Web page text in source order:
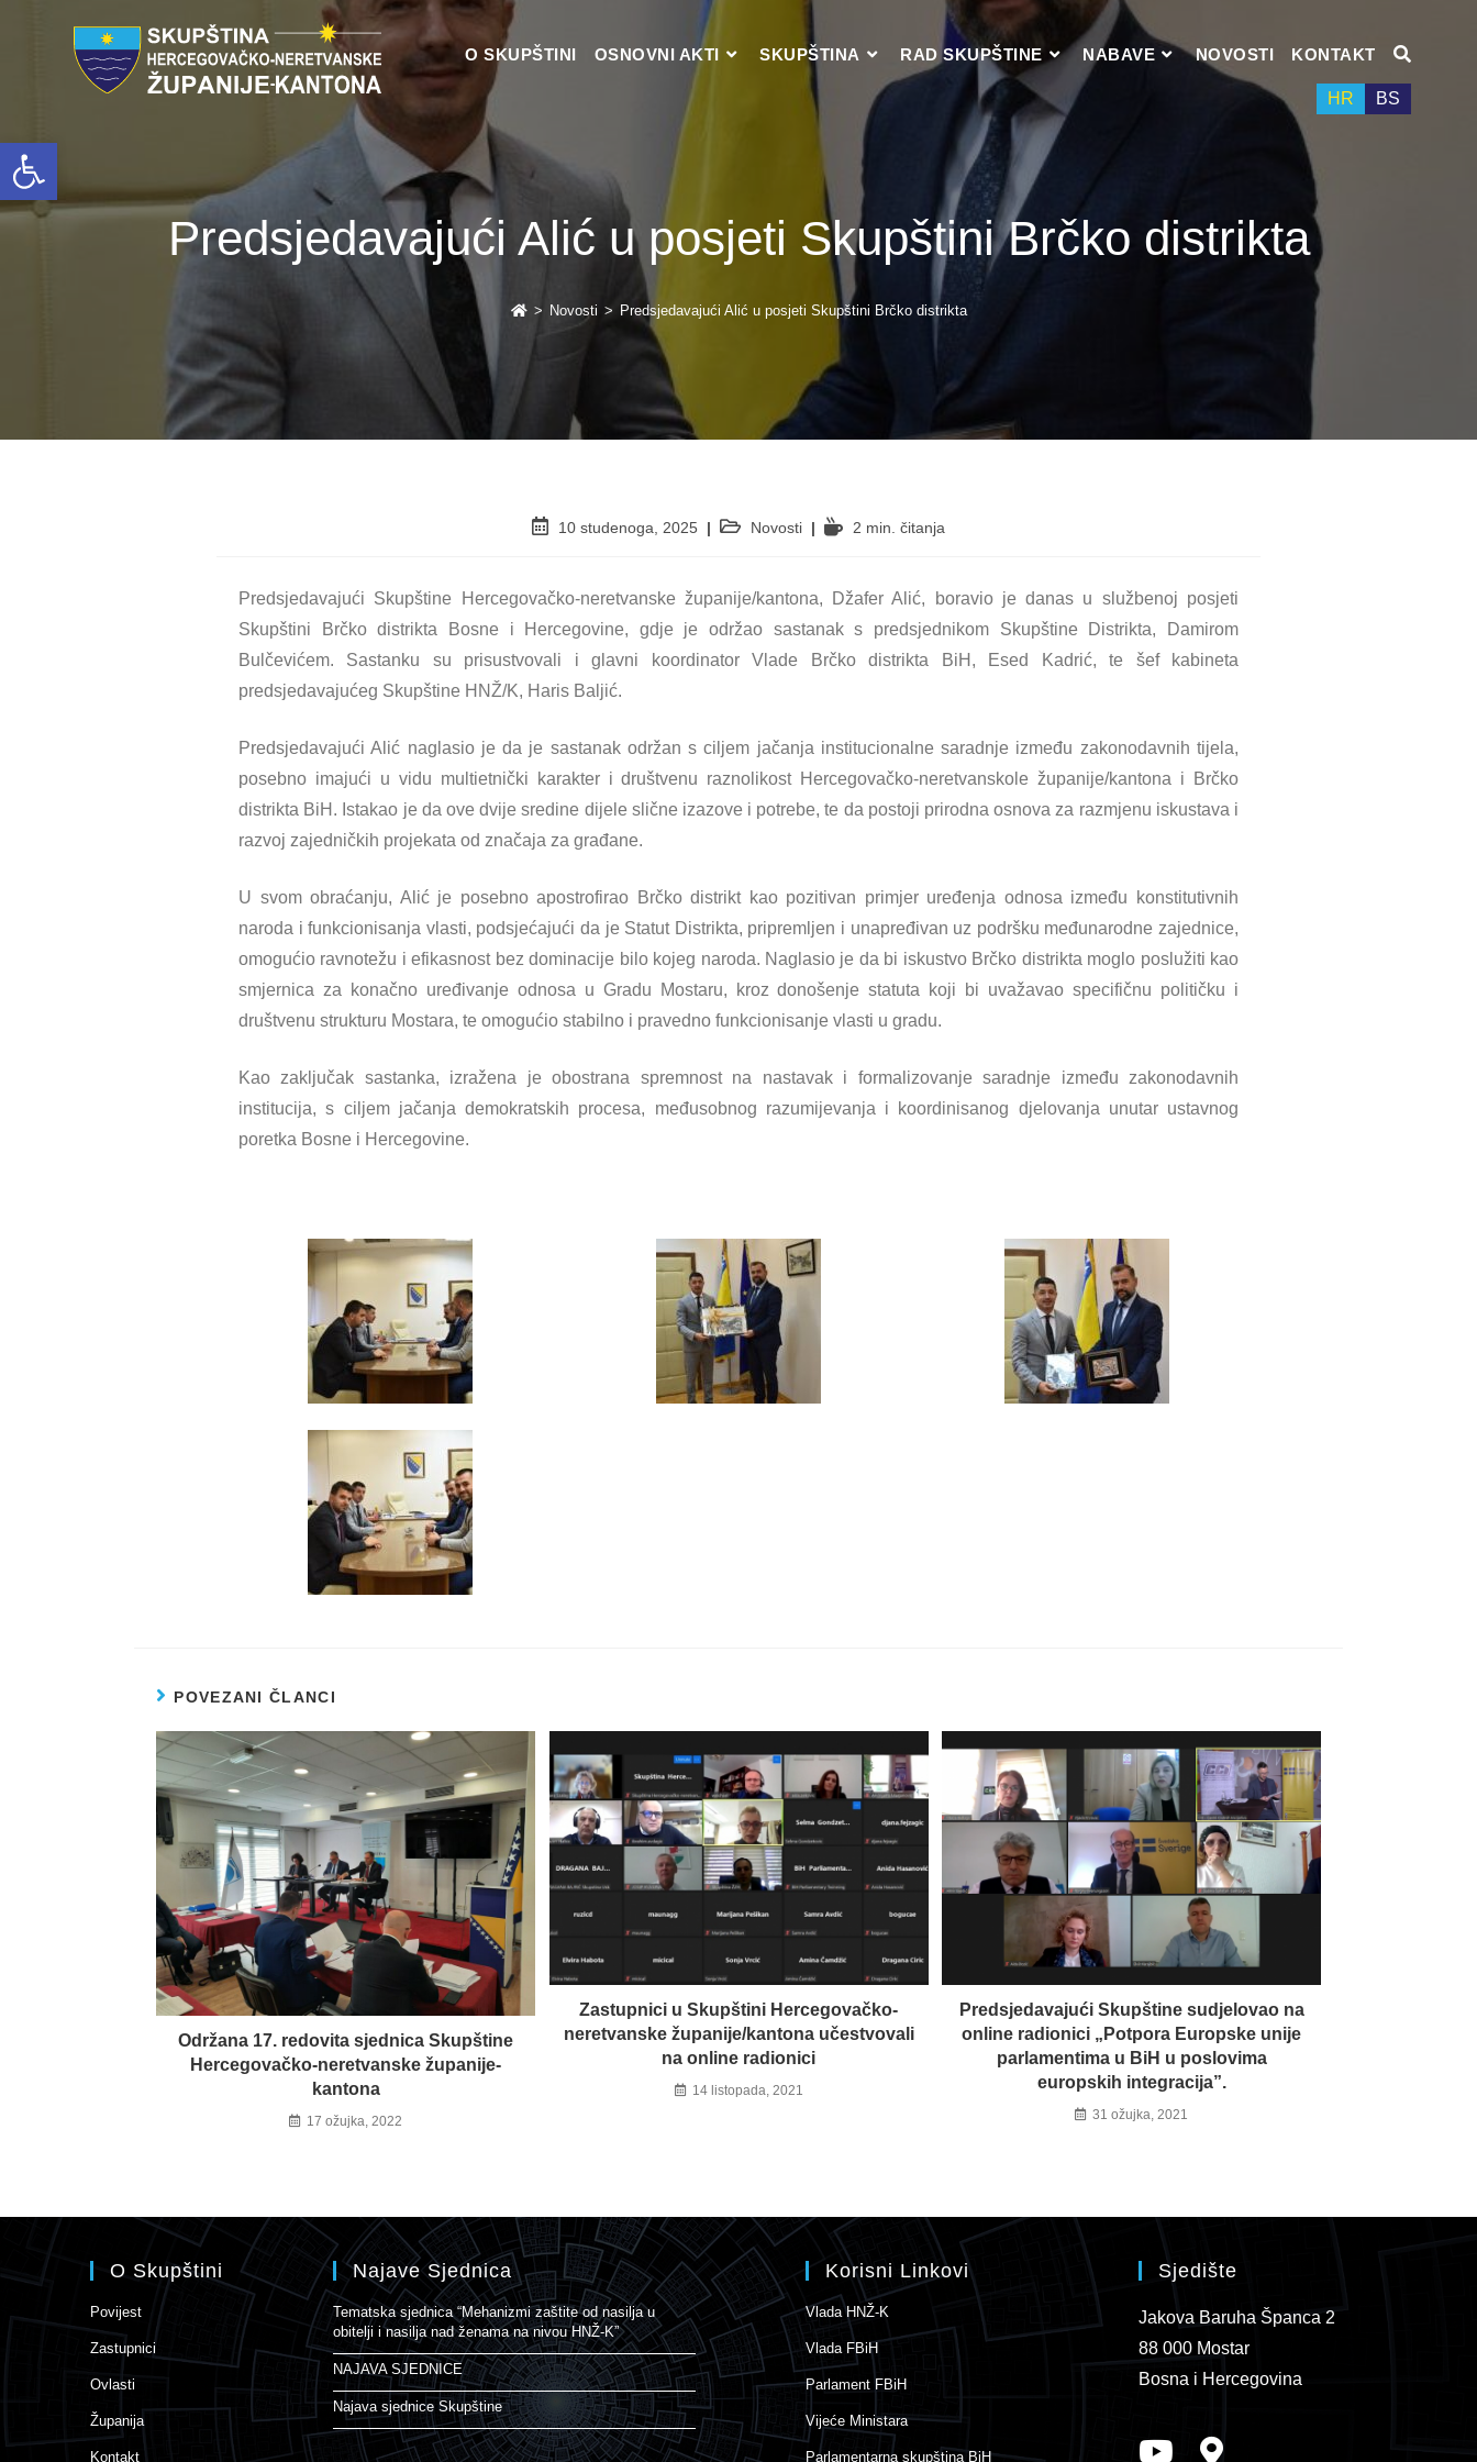
Open toolbar
HR BS
O SKUPŠTINI OSNOVNI AKTI SKUPŠTINA RAD SKUPŠTINE NABAVE NOVOSTI KONTAKT
Predsjedavajući Alić u posjeti Skupštini Brčko distrikta
> Novosti > Predsjedavajući Alić u posjeti Skupštini Brčko distrikta
10 studenoga, 2025 Novosti 2 min. čitanja
Predsjedavajući Skupštine Hercegovačko-neretvanske županije/kantona, Džafer Alić, boravio je danas u službenoj posjeti
Skupštini Brčko distrikta Bosne i Hercegovine, gdje je održao sastanak s predsjednikom Skupštine Distrikta, Damirom
Bulčevićem. Sastanku su prisustvovali i glavni koordinator Vlade Brčko distrikta BiH, Esed Kadrić, te šef kabineta
predsjedavajućeg Skupštine HNŽ/K, Haris Baljić.
Predsjedavajući Alić naglasio je da je sastanak održan s ciljem jačanja institucionalne saradnje između zakonodavnih tijela,
posebno imajući u vidu multietnički karakter i društvenu raznolikost Hercegovačko-neretvanskole županije/kantona i Brčko
distrikta BiH. Istakao je da ove dvije sredine dijele slične izazove i potrebe, te da postoji prirodna osnova za razmjenu iskustava i
razvoj zajedničkih projekata od značaja za građane.
U svom obraćanju, Alić je posebno apostrofirao Brčko distrikt kao pozitivan primjer uređenja odnosa između konstitutivnih
naroda i funkcionisanja vlasti, podsjećajući da je Statut Distrikta, pripremljen i unapređivan uz podršku međunarodne zajednice,
omogućio ravnotežu i efikasnost bez dominacije bilo kojeg naroda. Naglasio je da bi iskustvo Brčko distrikta moglo poslužiti kao
smjernica za konačno uređivanje odnosa u Gradu Mostaru, kroz donošenje statuta koji bi uvažavao specifičnu političku i
društvenu strukturu Mostara, te omogućio stabilno i pravedno funkcionisanje vlasti u gradu.
Kao zaključak sastanka, izražena je obostrana spremnost na nastavak i formalizovanje saradnje između zakonodavnih
institucija, s ciljem jačanja demokratskih procesa, međusobnog razumijevanja i koordinisanog djelovanja unutar ustavnog
poretka Bosne i Hercegovine.
POVEZANI ČLANCI
Održana 17. redovita sjednica Skupštine
Hercegovačko-neretvanske županije-
kantona
17 ožujka, 2022
Zastupnici u Skupštini Hercegovačko-
neretvanske županije/kantona učestvovali
na online radionici
14 listopada, 2021
Predsjedavajući Skupštine sudjelovao na
online radionici „Potpora Europske unije
parlamentima u BiH u poslovima
europskih integracija”.
31 ožujka, 2021
O Skupštini
Povijest
Zastupnici
Ovlasti
Županija
Kontakt
Najave Sjednica
Tematska sjednica “Mehanizmi zaštite od nasilja u
obitelji i nasilja nad ženama na nivou HNŽ-K”
NAJAVA SJEDNICE
Najava sjednice Skupštine
Korisni Linkovi
Vlada HNŽ-K
Vlada FBiH
Parlament FBiH
Vijeće Ministara
Parlamentarna skupština BiH
Sjedište
Jakova Baruha Španca 2
88 000 Mostar
Bosna i Hercegovina